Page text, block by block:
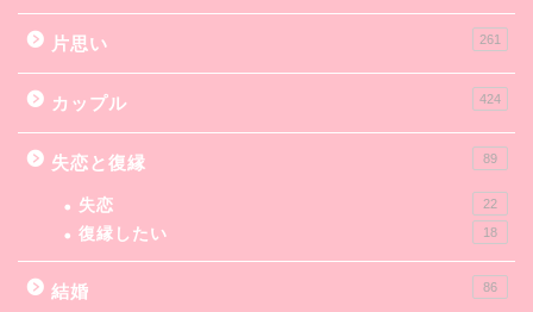
片思い 261
カップル 424
失恋と復縁 89
失恋 22
復縁したい 18
結婚 86